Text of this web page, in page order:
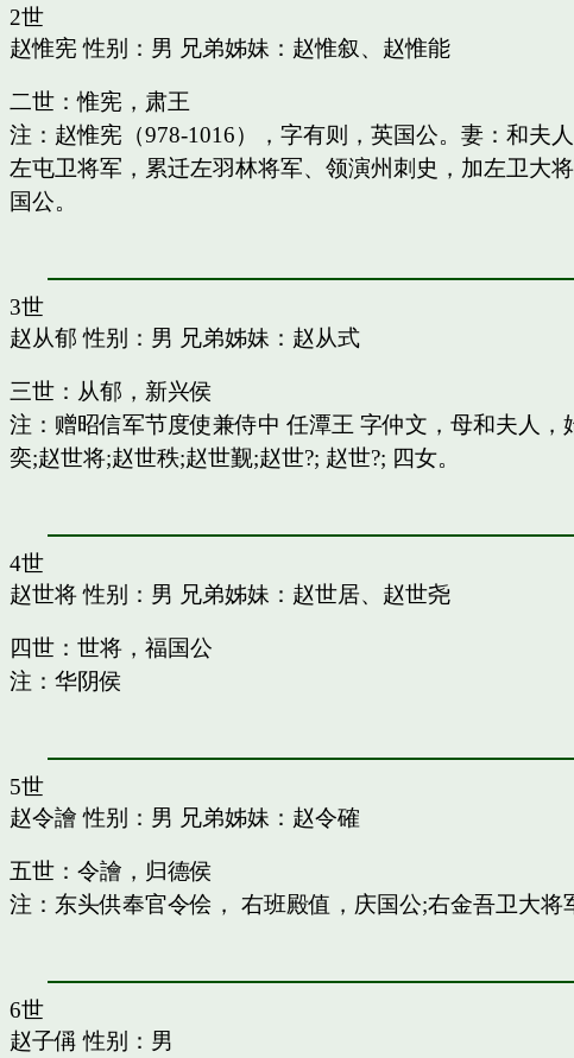
2世
赵惟宪 性别：男 兄弟姊妹： 赵惟叙、 赵惟能
二世：惟宪，肃王
注：赵惟宪（978-1016），字有则，英国公。妻：和夫
左屯卫将军，累迁左羽林将军、领演州刺史，加左卫大
国公。
3世
赵从郁 性别：男 兄弟姊妹： 赵从式
三世：从郁，新兴侯
注：赠昭信军节度使兼侍中 任潭王 字仲文，母和夫人
奕;赵世将;赵世秩;赵世觐;赵世?; 赵世?; 四女。
4世
赵世将性别：男 兄弟姊妹： 赵世居、 赵世尧
四世：世将，福国公
注：华阴侯
5世
赵令譮 性别：男 兄弟姊妹： 赵令確
五世：令譮，归德侯
注：东头供奉官令侩， 右班殿值，庆国公;右金吾卫大将
6世
赵子偁 性别：男